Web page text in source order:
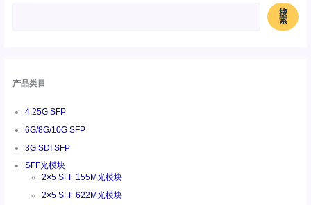
搜
索
产品类目
4.25G SFP
6G/8G/10G SFP
3G SDI SFP
SFF光模块
2×5 SFF 155M光模块
2×5 SFF 622M光模块